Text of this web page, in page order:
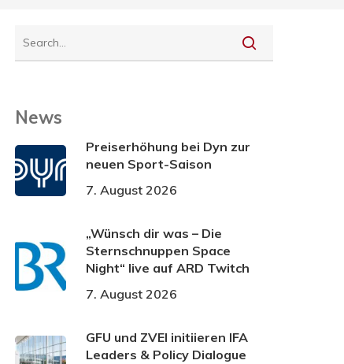
News
Preiserhöhung bei Dyn zur
neuen Sport-Saison
7. August 2026
„Wünsch dir was – Die
Sternschnuppen Space
Night“ live auf ARD Twitch
7. August 2026
GFU und ZVEI initiieren IFA
Leaders & Policy Dialogue